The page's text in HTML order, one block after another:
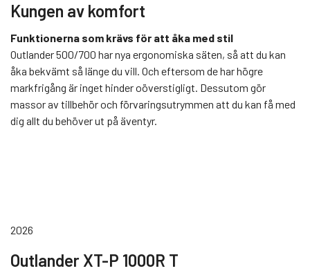
Kungen av komfort
Funktionerna som krävs för att åka med stil
Outlander 500/700 har nya ergonomiska säten, så att du kan
åka bekvämt så länge du vill. Och eftersom de har högre
markfrigång är inget hinder oöverstigligt. Dessutom gör
massor av tillbehör och förvaringsutrymmen att du kan få med
dig allt du behöver ut på äventyr.
2026
Outlander XT-P 1000R T